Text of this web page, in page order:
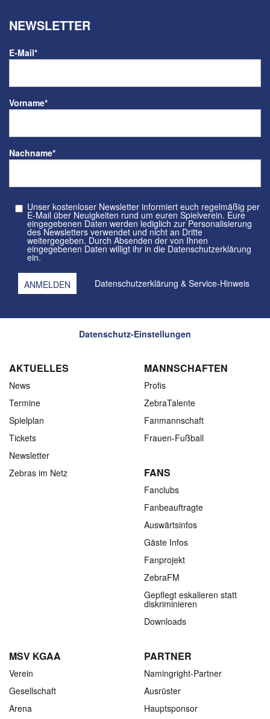
NEWSLETTER
E-Mail*
Vorname*
Nachname*
Unser kostenloser Newsletter informiert euch regelmäßig per
E-Mail über Neuigkeiten rund um euren Spielverein. Eure
eingegebenen Daten werden lediglich zur Personalisierung
des Newsletters verwendet und nicht an Dritte
weitergegeben. Durch Absenden der von Ihnen
eingegebenen Daten willigt ihr in die Datenschutzerklärung
ein.
Datenschutzerklärung & Service-Hinweis
Datenschutz-Einstellungen
AKTUELLES
News
Termine
Spielplan
Tickets
Newsletter
Zebras im Netz
MANNSCHAFTEN
Profis
ZebraTalente
Fanmannschaft
Frauen-Fußball
FANS
Fanclubs
Fanbeauftragte
Auswärtsinfos
Gäste Infos
Fanprojekt
ZebraFM
Gepflegt eskalieren statt
diskriminieren
Downloads
MSV KGAA
Verein
Gesellschaft
Arena
PARTNER
Namingright-Partner
Ausrüster
Hauptsponsor